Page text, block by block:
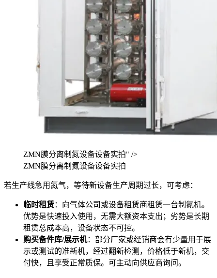
ZMN膜分离制氮设备设备实拍" />
ZMN膜分离制氮设备设备实拍
若生产线急用氮气，等待新设备生产周期过长，可考虑：
临时租赁：向气体公司或设备租赁商租赁一台制氮机。
优势是快速投入使用，无需大额资本支出；劣势是长期
租赁总成本高，设备状态不可控。
购买备件库/展示机：部分厂家或经销商会有少量用于展
示或测试的准新机，经过翻新检测，价格低于新机，交
付快，且享受正常质保。可主动向供应商询问。